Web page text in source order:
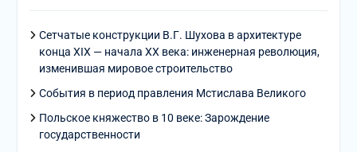
Сетчатые конструкции В.Г. Шухова в архитектуре
конца XIX — начала XX века: инженерная революция,
изменившая мировое строительство
События в период правления Мстислава Великого
Польское княжество в 10 веке: Зарождение
государственности